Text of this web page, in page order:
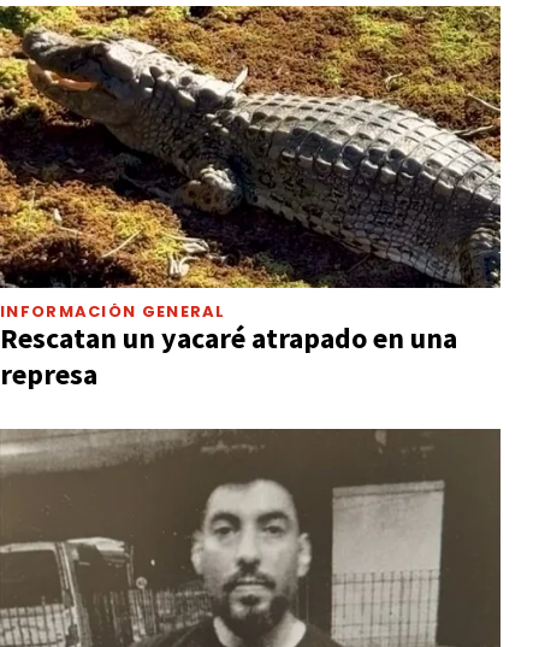
INFORMACIÓN GENERAL
Rescatan un yacaré atrapado en una
represa